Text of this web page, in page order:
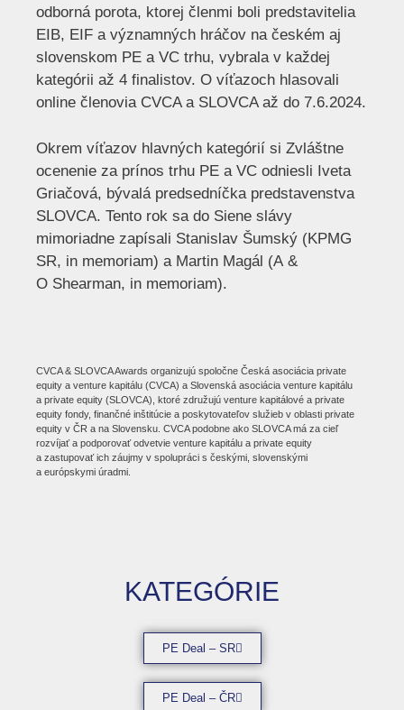
odborná porota, ktorej členmi boli predstavitelia
EIB, EIF a významných hráčov na českém aj
slovenskom PE a VC trhu, vybrala v každej
kategórii až 4 finalistov. O víťazoch hlasovali
online členovia CVCA a SLOVCA až do 7.6.2024.
Okrem víťazov hlavných kategórií si Zvláštne
ocenenie za prínos trhu PE a VC odniesli Iveta
Griačová, bývalá predsedníčka predstavenstva
SLOVCA. Tento rok sa do Siene slávy
mimoriadne zapísali Stanislav Šumský (KPMG
SR, in memoriam) a Martin Magál (A &
O Shearman, in memoriam).
CVCA & SLOVCA Awards organizujú spoločne Česká asociácia private
equity a venture kapitálu (CVCA) a Slovenská asociácia venture kapitálu
a private equity (SLOVCA), ktoré združujú venture kapitálové a private
equity fondy, finančné inštitúcie a poskytovateľov služieb v oblasti private
equity v ČR a na Slovensku. CVCA podobne ako SLOVCA má za cieľ
rozvíjať a podporovať odvetvie venture kapitálu a private equity
a zastupovať ich záujmy v spolupráci s českými, slovenskými
a európskymi úradmi.
KATEGÓRIE
PE Deal – SR
PE Deal – ČR